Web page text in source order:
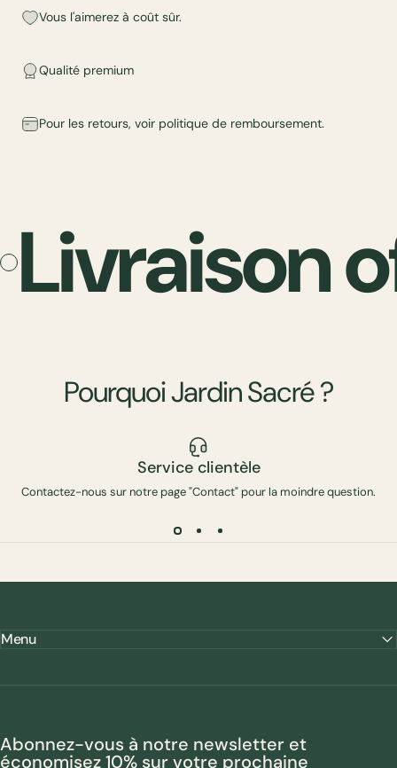
Vous l'aimerez à coût sûr.
Qualité premium
Pour les retours, voir politique de remboursement.
Livraison
PourquoiJardinSacré?
Service clientèle
Contactez-nous sur notre page "Contact" pour la moindre question.
Menu
Abonnez-vous à notre newsletter et
économisez 10% sur votre prochaine